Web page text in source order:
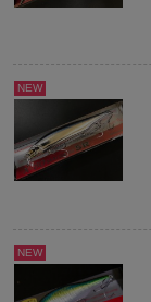
NEW
NEW